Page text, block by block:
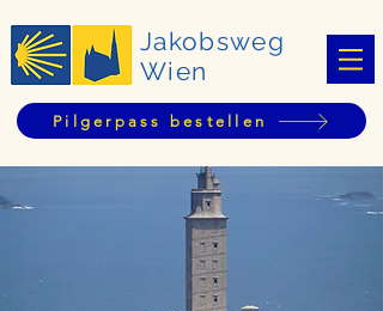
Jakobsweg
Wien
Pilgerpass bestellen